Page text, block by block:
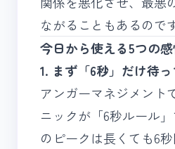
ながることもあるのです
今日から使える5つの
1. まず「6秒」だけ待っ
アンガーマネジメント
ニックが「6秒ルール」
のピークは長くても6